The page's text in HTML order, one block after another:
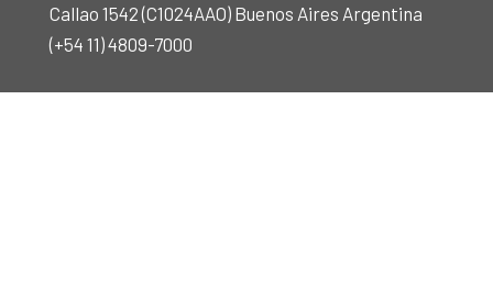
Callao 1542 (C1024AAO) Buenos Aires Argentina
(+54 11) 4809-7000